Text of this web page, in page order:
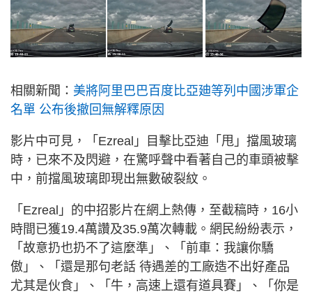
相關新聞： 美將阿里巴巴百度比亞廸等列中國涉軍企
名單 公布後撤回無解釋原因
影片中可見，「Ezreal」目擊比亞迪「甩」擋風玻璃
時，已來不及閃避，在驚呼聲中看著自己的車頭被擊
中，前擋風玻璃即現出無數破裂紋。
「Ezreal」的中招影片在網上熱傳，至截稿時，16小
時間已獲19.4萬讚及35.9萬次轉載。網民紛紛表示，
「故意扔也扔不了這麼準」、「前車：我讓你驕
傲」、「還是那句老話 待遇差的工廠造不出好產品
尤其是伙食」、「牛，高速上還有道具賽」、「你是